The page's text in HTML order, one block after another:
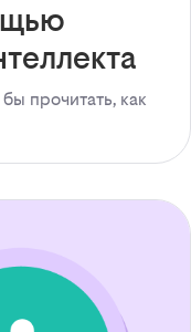
прочитать, как